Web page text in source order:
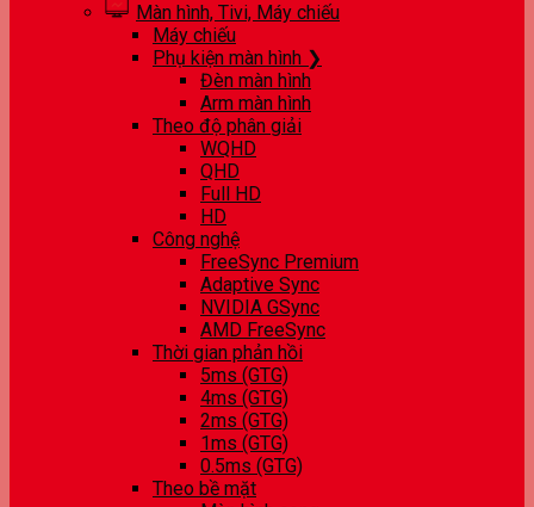
Màn hình, Tivi, Máy chiếu
Máy chiếu
Phụ kiện màn hình ❯
Đèn màn hình
Arm màn hình
Theo độ phân giải
WQHD
QHD
Full HD
HD
Công nghệ
FreeSync Premium
Adaptive Sync
NVIDIA GSync
AMD FreeSync
Thời gian phản hồi
5ms (GTG)
4ms (GTG)
2ms (GTG)
1ms (GTG)
0.5ms (GTG)
Theo bề mặt